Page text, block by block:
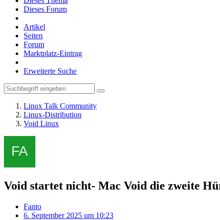
Dieses Forum
Artikel
Seiten
Forum
Marktplatz-Eintrag
Erweiterte Suche
Linux Talk Community
Linux-Distribution
Void Linux
Void startet nicht- Mac Void die zweite
Fanto
6. September 2025 um 10:23